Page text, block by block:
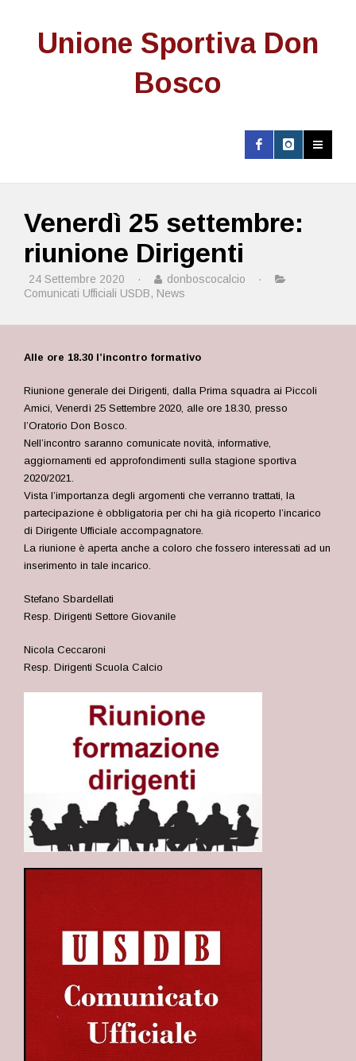
Unione Sportiva Don
Bosco
Venerdì 25 settembre:
riunione Dirigenti
24 Settembre 2020 · donboscocalcio
·
Comunicati Ufficiali USDB, News
Alle ore 18.30 l’incontro formativo
Riunione generale dei Dirigenti, dalla Prima squadra ai Piccoli
Amici, Venerdì 25 Settembre 2020, alle ore 18.30, presso
l’Oratorio Don Bosco.
Nell’incontro saranno comunicate novità, informative,
aggiornamenti ed approfondimenti sulla stagione sportiva
2020/2021.
Vista l’importanza degli argomenti che verranno trattati, la
partecipazione è obbligatoria per chi ha già ricoperto l’incarico
di Dirigente Ufficiale accompagnatore.
La riunione è aperta anche a coloro che fossero interessati ad un
inserimento in tale incarico.
Stefano Sbardellati
Resp. Dirigenti Settore Giovanile
Nicola Ceccaroni
Resp. Dirigenti Scuola Calcio